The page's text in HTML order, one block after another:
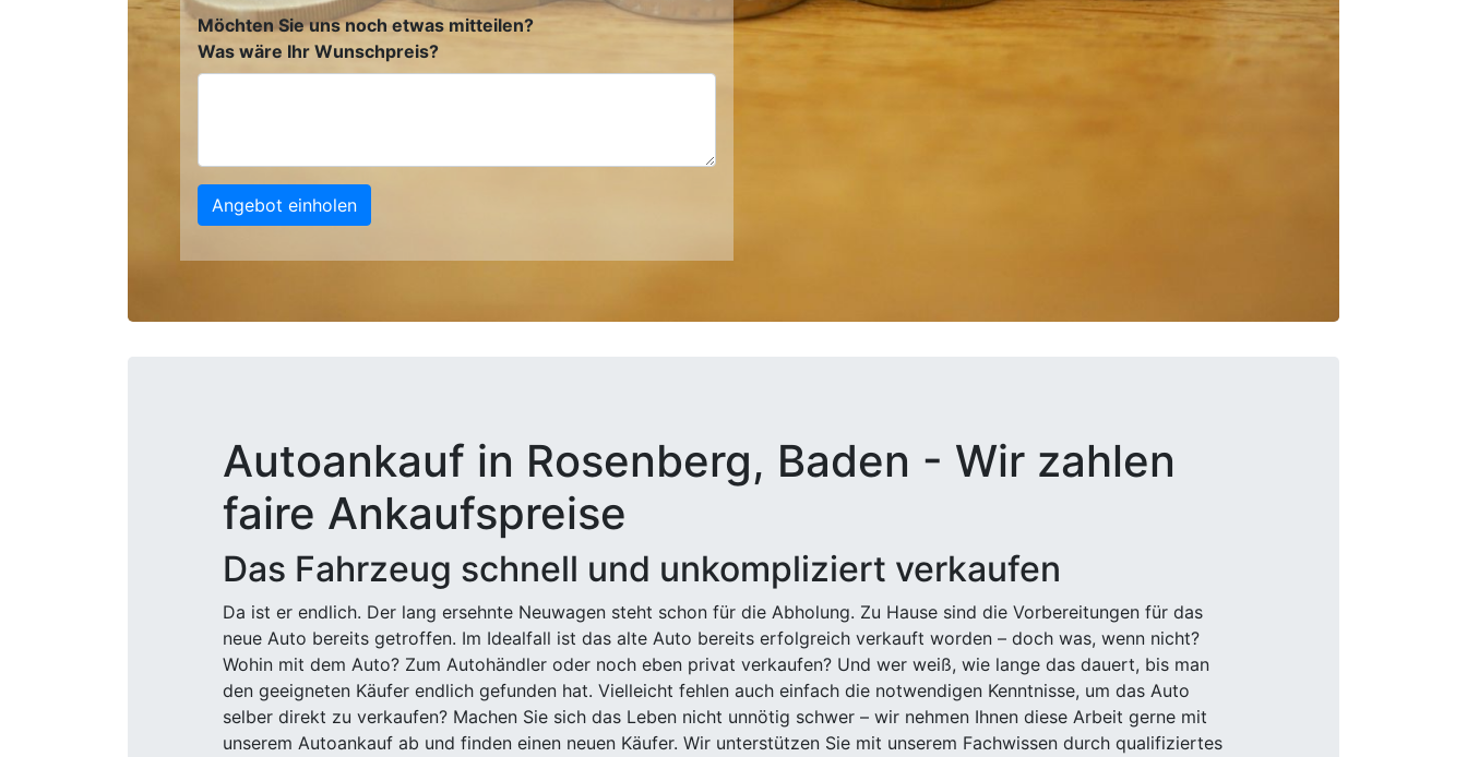
Möchten Sie uns noch etwas mitteilen?
Was wäre Ihr Wunschpreis?
Angebot einholen
Autoankauf in Rosenberg, Baden - Wir zahlen
faire Ankaufspreise
Das Fahrzeug schnell und unkompliziert verkaufen
Da ist er endlich. Der lang ersehnte Neuwagen steht schon für die Abholung. Zu Hause sind die Vorbereitungen für das
neue Auto bereits getroffen. Im Idealfall ist das alte Auto bereits erfolgreich verkauft worden – doch was, wenn nicht?
Wohin mit dem Auto? Zum Autohändler oder noch eben privat verkaufen? Und wer weiß, wie lange das dauert, bis man
den geeigneten Käufer endlich gefunden hat. Vielleicht fehlen auch einfach die notwendigen Kenntnisse, um das Auto
selber direkt zu verkaufen? Machen Sie sich das Leben nicht unnötig schwer – wir nehmen Ihnen diese Arbeit gerne mit
unserem Autoankauf ab und finden einen neuen Käufer. Wir unterstützen Sie mit unserem Fachwissen durch qualifiziertes